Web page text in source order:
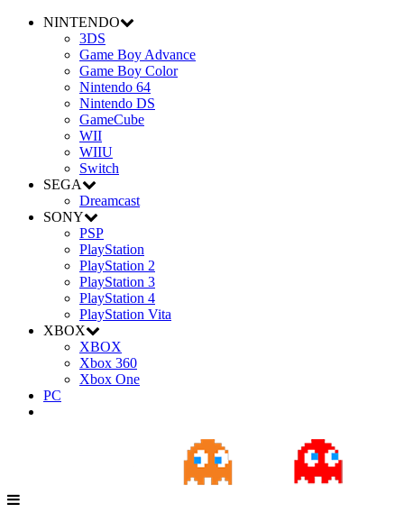
NINTENDO
3DS
Game Boy Advance
Game Boy Color
Nintendo 64
Nintendo DS
GameCube
WII
WIIU
Switch
SEGA
Dreamcast
SONY
PSP
PlayStation
PlayStation 2
PlayStation 3
PlayStation 4
PlayStation Vita
XBOX
XBOX
Xbox 360
Xbox One
PC